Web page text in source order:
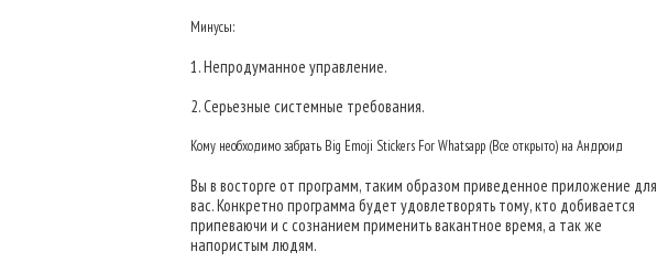
Минусы:
1. Непродуманное управление.
2. Серьезные системные требования.
Кому необходимо забрать Big Emoji Stickers For Whatsapp (Все открыто) на Андроид
Вы в восторге от программ, таким образом приведенное приложение для
вас. Конкретно программа будет удовлетворять тому, кто добивается
припеваючи и с сознанием применить вакантное время, а так же
напористым людям.